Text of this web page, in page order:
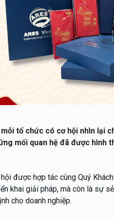
tổ chức có cơ hội nhìn lại
mối quan hệ đã được hình
được hợp tác cùng Quý
khai giải pháp, mà còn là sự
cho doanh nghiệp.